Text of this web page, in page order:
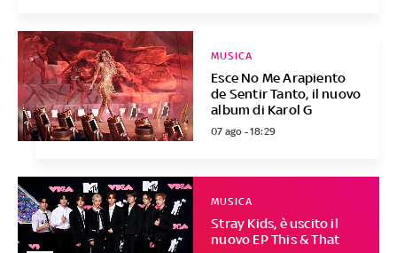
Esce No Me Arapiento
de Sentir Tanto, il nuovo
album di Karol G
MUSICA
07 ago - 18:29
Stray Kids, è uscito il
nuovo EP This & That
MUSICA